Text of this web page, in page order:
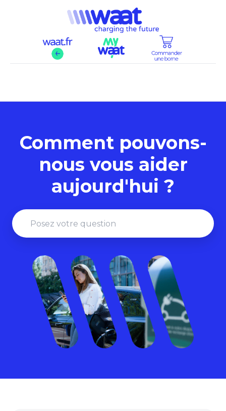
Comment pouvons-
nous vous aider
aujourd'hui ?